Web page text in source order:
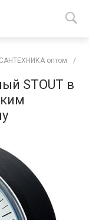
оптом /
STOUT в